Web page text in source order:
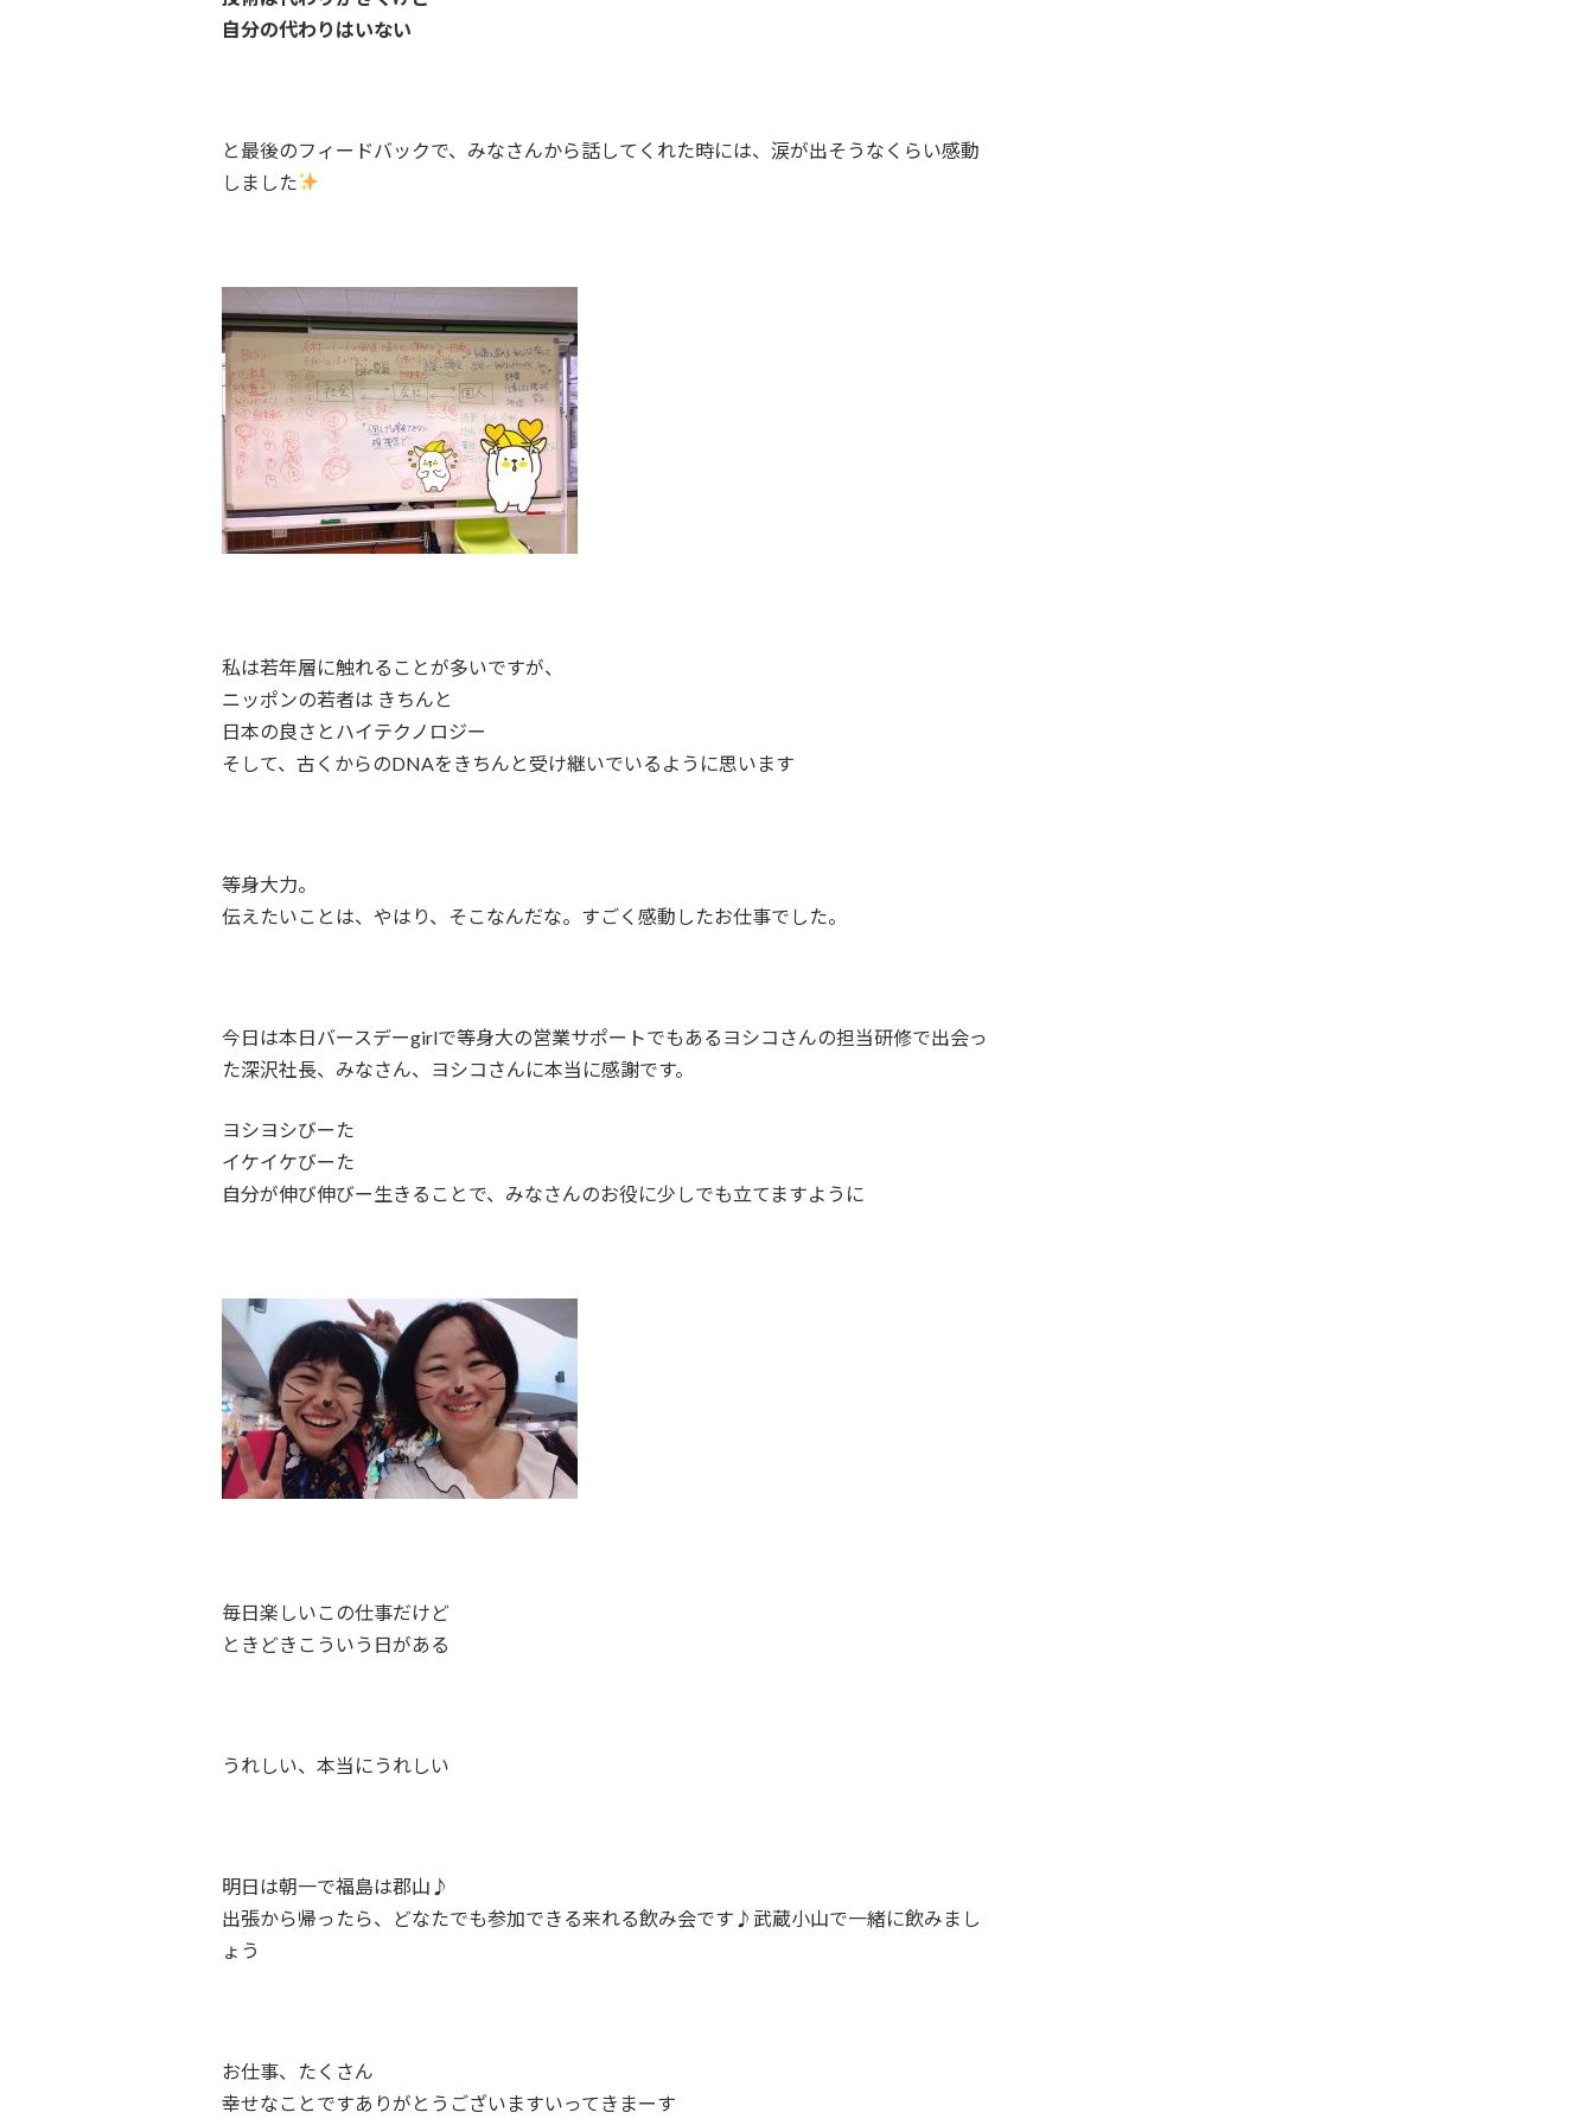
自分の代わりはいない
と最後のフィードバックで、みなさんから話してくれた時には、涙が出そうなくらい感動
しました
私は若年層に触れることが多いですが、
ニッポンの若者は きちんと
日本の良さとハイテクノロジー
そして、古くからのDNAをきちんと受け継いでいるように思います
等身大力。
伝えたいことは、やはり、そこなんだな。すごく感動したお仕事でした。
今日は本日バースデーgirlで等身大の営業サポートでもあるヨシコさんの担当研修で出会っ
た深沢社長、みなさん、ヨシコさんに本当に感謝です。
ヨシヨシびーた
イケイケびーた
自分が伸び伸びー生きることで、みなさんのお役に少しでも立てますように
毎日楽しいこの仕事だけど
ときどき こういう日がある
うれしい、本当にうれしい
明日は朝一で福島は郡山♪
出張から帰ったら、どなたでも参加できる来れる飲み会です♪武蔵小山で一緒に飲みまし
ょう
お仕事、たくさん
幸せなことですありがとうございますいってきまーす